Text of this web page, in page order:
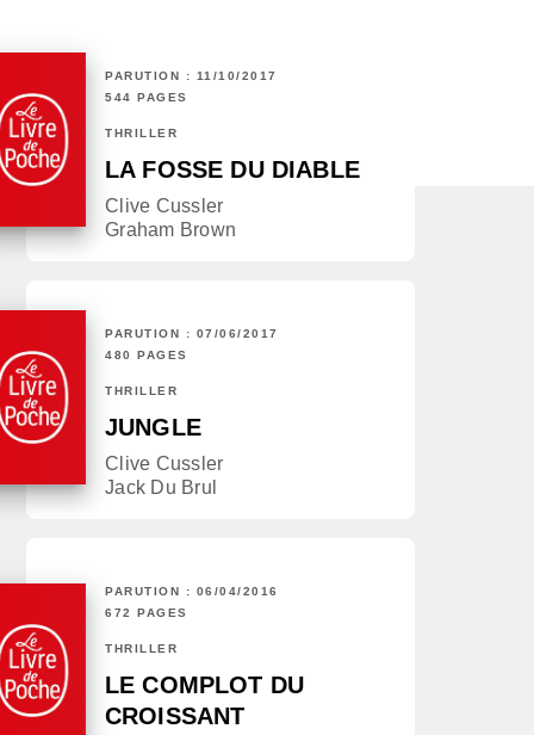
PARUTION : 11/10/2017
544 PAGES
THRILLER
LA FOSSE DU DIABLE
Clive Cussler
Graham Brown
PARUTION : 07/06/2017
480 PAGES
THRILLER
JUNGLE
Clive Cussler
Jack Du Brul
PARUTION : 06/04/2016
672 PAGES
THRILLER
LE COMPLOT DU
CROISSANT